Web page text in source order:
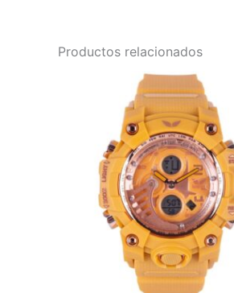
Productos relacionados